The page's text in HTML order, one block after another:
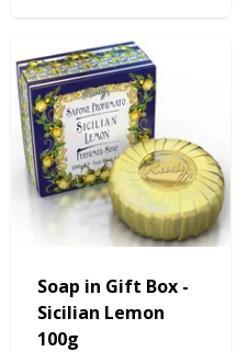
Soap in Gift Box -
Sicilian Lemon
100g